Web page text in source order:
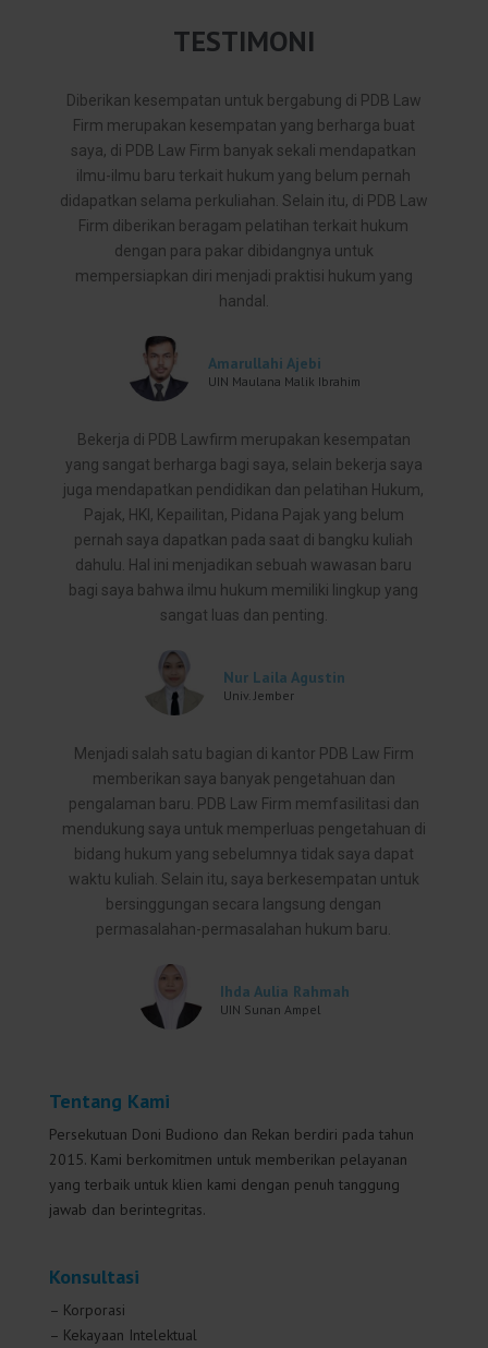
TESTIMONI
Diberikan kesempatan untuk bergabung di PDB Law
Firm merupakan kesempatan yang berharga buat
saya, di PDB Law Firm banyak sekali mendapatkan
ilmu-ilmu baru terkait hukum yang belum pernah
didapatkan selama perkuliahan. Selain itu, di PDB Law
Firm diberikan beragam pelatihan terkait hukum
dengan para pakar dibidangnya untuk
mempersiapkan diri menjadi praktisi hukum yang
handal.
Amarullahi Ajebi
UIN Maulana Malik Ibrahim
Bekerja di PDB Lawfirm merupakan kesempatan
yang sangat berharga bagi saya, selain bekerja saya
juga mendapatkan pendidikan dan pelatihan Hukum,
Pajak, HKI, Kepailitan, Pidana Pajak yang belum
pernah saya dapatkan pada saat di bangku kuliah
dahulu. Hal ini menjadikan sebuah wawasan baru
bagi saya bahwa ilmu hukum memiliki lingkup yang
sangat luas dan penting.
Nur Laila Agustin
Univ. Jember
Menjadi salah satu bagian di kantor PDB Law Firm
memberikan saya banyak pengetahuan dan
pengalaman baru. PDB Law Firm memfasilitasi dan
mendukung saya untuk memperluas pengetahuan di
bidang hukum yang sebelumnya tidak saya dapat
waktu kuliah. Selain itu, saya berkesempatan untuk
bersinggungan secara langsung dengan
permasalahan-permasalahan hukum baru.
Ihda Aulia Rahmah
UIN Sunan Ampel
Tentang Kami
Persekutuan Doni Budiono dan Rekan berdiri pada tahun
2015. Kami berkomitmen untuk memberikan pelayanan
yang terbaik untuk klien kami dengan penuh tanggung
jawab dan berintegritas.
Konsultasi
– Korporasi
– Kekayaan Intelektual